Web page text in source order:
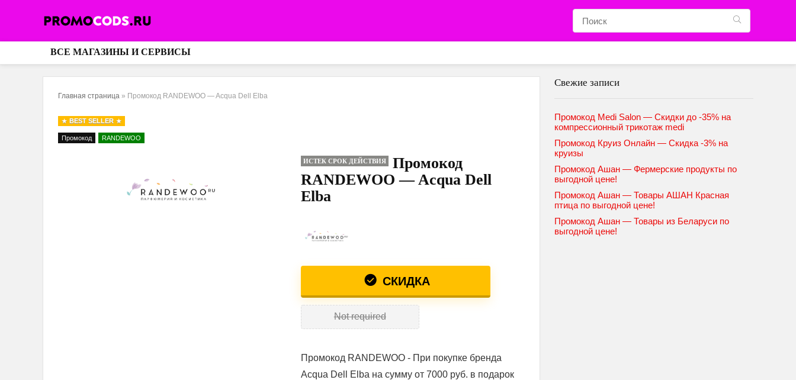
ВСЕ МАГАЗИНЫ И СЕРВИСЫ
Главная страница » Промокод RANDEWOO — Acqua Dell Elba
BEST SELLER
Промокод RANDEWOO
ИСТЕК СРОК ДЕЙСТВИЯ
Промокод
RANDEWOO — Acqua Dell
Elba
СКИДКА
Not required
Промокод RANDEWOO - При покупке бренда
Acqua Dell Elba на сумму от 7000 руб. в подарок
Свежие записи
Промокод Medi Salon — Скидки до -35% на
компрессионный трикотаж medi
Промокод Круиз Онлайн — Скидка -3% на
круизы
Промокод Ашан — Фермерские продукты по
выгодной цене!
Промокод Ашан — Товары АШАН Красная
птица по выгодной цене!
Промокод Ашан — Товары из Беларуси по
выгодной цене!